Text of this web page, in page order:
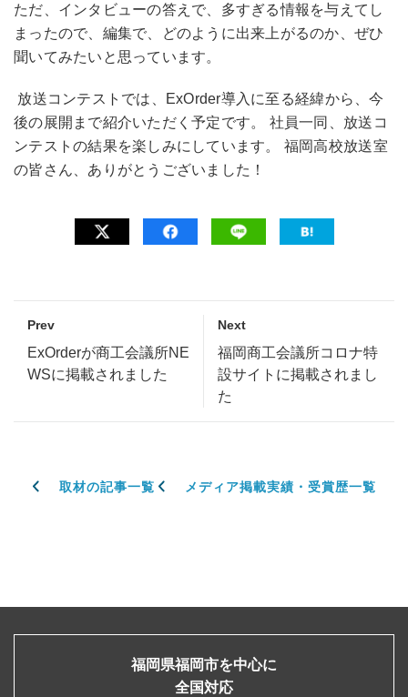
ただ、インタビューの答えで、多すぎる情報を与えてし
まったので、編集で、どのように出来上がるのか、ぜひ
聞いてみたいと思っています。
放送コンテストでは、ExOrder導入に至る経緯から、今
後の展開まで紹介いただく予定です。 社員一同、放送コ
ンテストの結果を楽しみにしています。 福岡高校放送室
の皆さん、ありがとうございました！
Prev
ExOrderが商工会議所NE
WSに掲載されました
Next
福岡商工会議所コロナ特
設サイトに掲載されまし
た
取材の記事一覧 メディア掲載実績・受賞歴一覧
福岡県福岡市を中心に
全国対応